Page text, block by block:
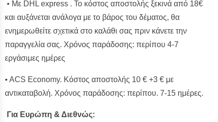
• Με DHL express . Το κόστος αποστολής ξεκινά από 18€
και αυξάνεται ανάλογα με το βάρος του δέματος, θα
ενημερωθείτε σχετικά στο καλάθι σας πριν κάνετε την
παραγγελία σας. Χρόνος παράδοσης: περίπου 4-7
εργάσιμες ημέρες
• ACS Economy. Κόστος αποστολής 10 € +3 € με
αντικαταβολή. Χρόνος παράδοσης: περίπου. 7-15 ημέρες.
Για Ευρώπη & Διεθνώς: